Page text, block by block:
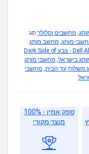
, מחשבים וסלולר תָג:
מותג, מחשב מותג
שולחני ‎Dell Alienware Aurora R15 AL-RD33-14135 - צבע Dark Side of
בישראל, מחשבי מותג
משלוח עד הבית, מחשבי
ספק אמין - 100%
מוצר מקורי